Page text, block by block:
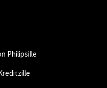
Philipsille